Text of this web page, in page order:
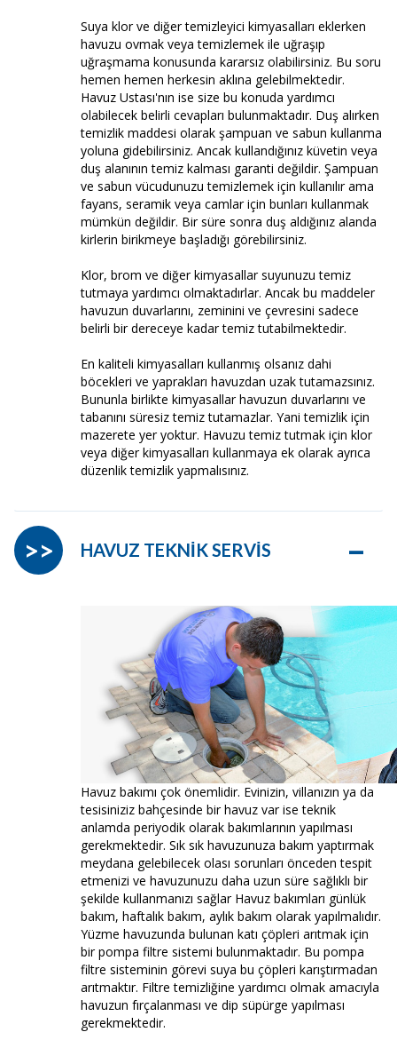
Suya klor ve diğer temizleyici kimyasalları eklerken
havuzu ovmak veya temizlemek ile uğraşıp
uğraşmama konusunda kararsız olabilirsiniz. Bu soru
hemen hemen herkesin aklına gelebilmektedir.
Havuz Ustası'nın ise size bu konuda yardımcı
olabilecek belirli cevapları bulunmaktadır. Duş alırken
temizlik maddesi olarak şampuan ve sabun kullanma
yoluna gidebilirsiniz. Ancak kullandığınız küvetin veya
duş alanının temiz kalması garanti değildir. Şampuan
ve sabun vücudunuzu temizlemek için kullanılır ama
fayans, seramik veya camlar için bunları kullanmak
mümkün değildir. Bir süre sonra duş aldığınız alanda
kirlerin birikmeye başladığı görebilirsiniz.
Klor, brom ve diğer kimyasallar suyunuzu temiz
tutmaya yardımcı olmaktadırlar. Ancak bu maddeler
havuzun duvarlarını, zeminini ve çevresini sadece
belirli bir dereceye kadar temiz tutabilmektedir.
En kaliteli kimyasalları kullanmış olsanız dahi
böcekleri ve yaprakları havuzdan uzak tutamazsınız.
Bununla birlikte kimyasallar havuzun duvarlarını ve
tabanını süresiz temiz tutamazlar. Yani temizlik için
mazerete yer yoktur. Havuzu temiz tutmak için klor
veya diğer kimyasalları kullanmaya ek olarak ayrıca
düzenlik temizlik yapmalısınız.
HAVUZ TEKNİK SERVİS –
>>
Havuz bakımı çok önemlidir. Evinizin, villanızın ya da
tesisiniziz bahçesinde bir havuz var ise teknik
anlamda periyodik olarak bakımlarının yapılması
gerekmektedir. Sık sık havuzunuza bakım yaptırmak
meydana gelebilecek olası sorunları önceden tespit
etmenizi ve havuzunuzu daha uzun süre sağlıklı bir
şekilde kullanmanızı sağlar Havuz bakımları günlük
bakım, haftalık bakım, aylık bakım olarak yapılmalıdır.
Yüzme havuzunda bulunan katı çöpleri arıtmak için
bir pompa filtre sistemi bulunmaktadır. Bu pompa
filtre sisteminin görevi suya bu çöpleri karıştırmadan
arıtmaktır. Filtre temizliğine yardımcı olmak amacıyla
havuzun fırçalanması ve dip süpürge yapılması
gerekmektedir.